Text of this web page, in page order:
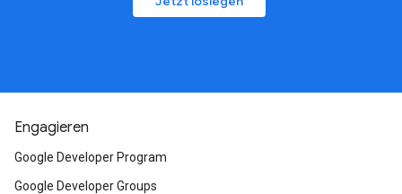
Engagieren
Google Developer Program
Google Developer Groups